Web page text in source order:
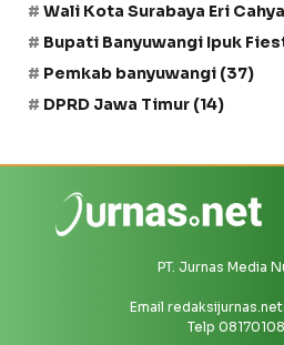
Wali Kota Surabaya Eri
Bupati Banyuwangi Ipuk
Pemkab banyuwangi (37)
DPRD Jawa Timur (14)
PT. Jurnas Media
Email
Telp